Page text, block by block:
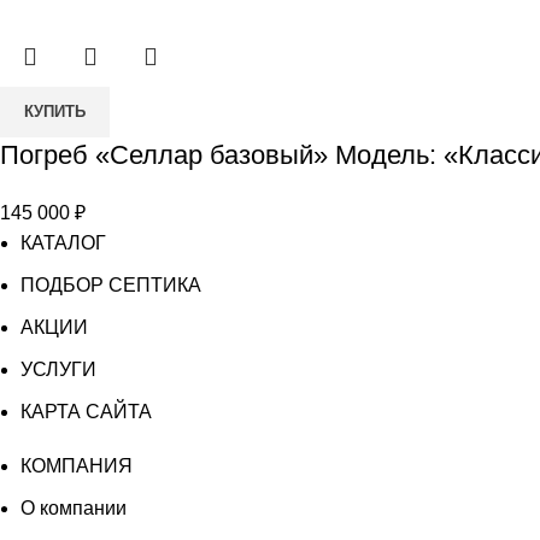
ЛОНГ»
Количество
Погреб
базовый»
Модель:
«Классический»
КУПИТЬ
Погреб «Селлар базовый» Модель:
145 000 ₽
КАТАЛОГ
ПОДБОР СЕПТИКА
АКЦИИ
УСЛУГИ
КАРТА САЙТА
КОМПАНИЯ
О компании